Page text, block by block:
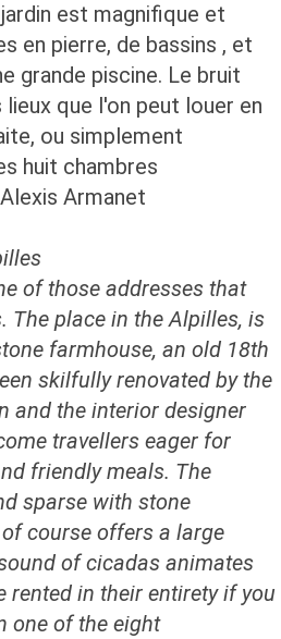
est magnifique et
en pierre, de bassins , et
grande piscine. Le bruit
que l'on peut louer en
ou simplement
huit chambres
Armanet
of those addresses that
The place in the Alpilles, is
farmhouse, an old 18th
skilfully renovated by the
and the interior designer
travellers eager for
friendly meals. The
sparse with stone
course offers a large
of cicadas animates
rented in their entirety if you
one of the eight